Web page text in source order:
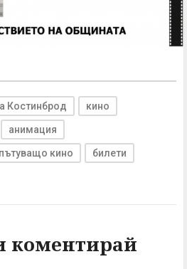
Костинброд кино
анимация
пътуващо кино билети
коментирай